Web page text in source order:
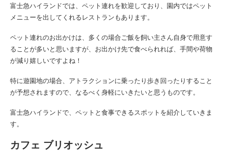
富士急ハイランドでは、ペット連れを歓迎しており、園内ではペット
メニューを出してくれるレストランもあります。
ペット連れのお出かけは、多くの場合ご飯を飼い主さん自身で用意す
ることが多いと思いますが、お出かけ先で食べられれば、手間や荷物
が減り嬉しいですよね！
特に遊園地の場合、アトラクションに乗ったり歩き回ったりすること
が予想されますので、なるべく身軽にいきたいと思うものです。
富士急ハイランドで、ペットと食事できるスポットを紹介していきま
す。
カフェ ブリオッシュ